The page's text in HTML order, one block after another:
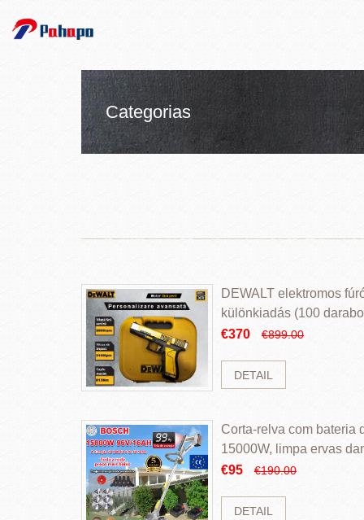
Categorias
DEWALT elektromos
különkiadás (100
€370
€899.00
DETAIL
Corta-relva com bateria
15000W, limpa ervas
rapidamente
€95 €190.00
DETAIL